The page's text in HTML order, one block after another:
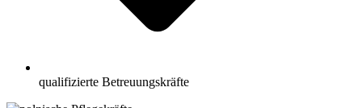
qualifizierte Betreuungskräfte